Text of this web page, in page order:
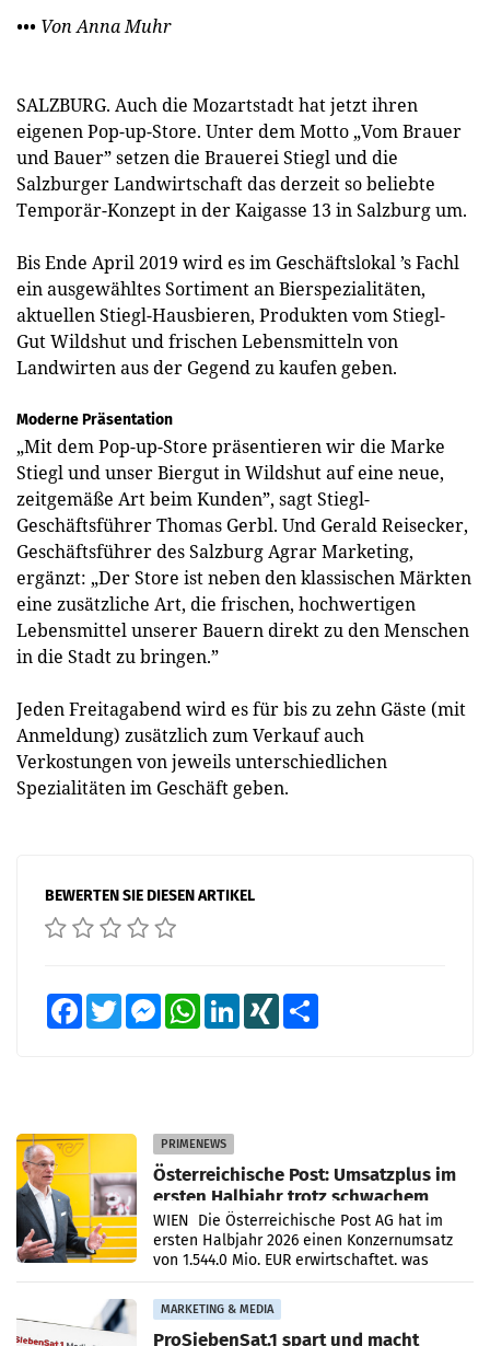
••• Von Anna Muhr
SALZBURG. Auch die Mozartstadt hat jetzt ihren
eigenen Pop-up-Store. Unter dem Motto „Vom Brauer
und Bauer” setzen die Brauerei Stiegl und die
Salzburger Landwirtschaft das derzeit so beliebte
Temporär-Konzept in der Kaigasse 13 in Salzburg um.
Bis Ende April 2019 wird es im Geschäftslokal ’s Fachl
ein ausgewähltes Sortiment an Bierspezialitäten,
aktuellen Stiegl-Hausbieren, Produkten vom Stiegl-
Gut Wildshut und frischen Lebensmitteln von
Landwirten aus der Gegend zu kaufen geben.
Moderne Präsentation
„Mit dem Pop-up-Store präsentieren wir die Marke
Stiegl und unser Biergut in Wildshut auf eine neue,
zeitgemäße Art beim Kunden”, sagt Stiegl-
Geschäftsführer Thomas Gerbl. Und Gerald Reisecker,
Geschäftsführer des Salzburg Agrar Marketing,
ergänzt: „Der Store ist neben den klassischen Märkten
eine zusätzliche Art, die frischen, hochwertigen
Lebensmittel unserer Bauern direkt zu den Menschen
in die Stadt zu bringen.”
Jeden Freitagabend wird es für bis zu zehn Gäste (mit
Anmeldung) zusätzlich zum Verkauf auch
Verkostungen von jeweils unterschiedlichen
Spezialitäten im Geschäft geben.
BEWERTEN SIE DIESEN ARTIKEL
FacebookTwitter MessengerWhatsAppLinkedInXING
PRIMENEWS
Österreichische Post: Umsatzplus im
ersten Halbjahr trotz schwachem
Briefgeschäft
WIEN Die Österreichische Post AG hat im
ersten Halbjahr 2026 einen Konzernumsatz
von 1.544,0 Mio. EUR erwirtschaftet, was
einem Plus von 3,8 Prozent gegenüber dem
Vergleichszeitraum
MARKETING & MEDIA
ProSiebenSat.1 spart und macht